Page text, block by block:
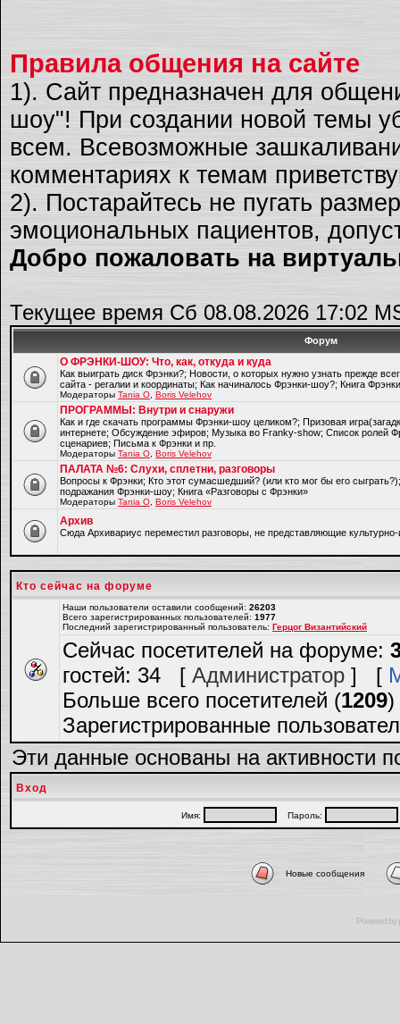
Правила общения на сайте
1). Сайт предназначен для
шоу"! При создании новой темы
всем. Всевозможные
комментариях к темам
2). Постарайтесь не пугать
эмоциональных пациентов,
Добро пожаловать на
Текущее время Сб 08.08.2026 17:02
Форум
О ФРЭНКИ-ШОУ: Что, как, откуда и куда
Как выиграть диск Фрэнки?; Новости, о которых нужно узнать прежде
сайта - регалии и координаты; Как начиналось Фрэнки-шоу?; Книга
Модераторы Tania O Boris Velehov
ПРОГРАММЫ: Внутри и снаружи
Как и где скачать программы Фрэнки-шоу целиком?; Призовая
интернете; Обсуждение эфиров; Музыка во Franky-show; Список ролей
сценариев; Письма к Фрэнки и пр.
Модераторы Tania O Boris Velehov
ПАЛАТА №6: Слухи, сплетни, разговоры
Вопросы к Фрэнки; Кто этот сумасшедший? (или кто мог бы его
подражания Фрэнки-шоу; Книга «Разговоры с Фрэнки»
Модераторы Tania O Boris Velehov
Архив
Cюда Архивариус переместил разговоры, не представляющие культурно-
Кто сейчас на форуме
Наши пользователи оставили сообщений: 26203
Всего зарегистрированных пользователей: 1977
Последний зарегистрированный пользователь: Герцог Византийский
Сейчас посетителей на форуме:
гостей: 34 [ Администратор ] [
Больше всего посетителей (1209)
Зарегистрированные
Эти данные основаны на активности
Вход
Имя: Пароль:
Новые сообщения
Powered by